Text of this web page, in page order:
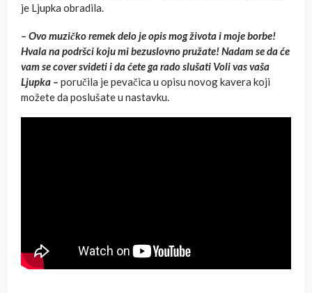
je Ljupka obradila.
– Ovo muzičko remek delo je opis mog života i moje borbe!
Hvala na podršci koju mi bezuslovno pružate! Nadam se da će
vam se cover svideti i da ćete ga rado slušati Voli vas vaša
Ljupka – poručila je pevačica u opisu novog kavera koji
možete da poslušate u nastavku.